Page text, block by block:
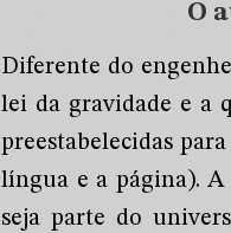
O
Diferente do
lei da gravidade e a
preestabelecidas
língua e a página).
seja parte do